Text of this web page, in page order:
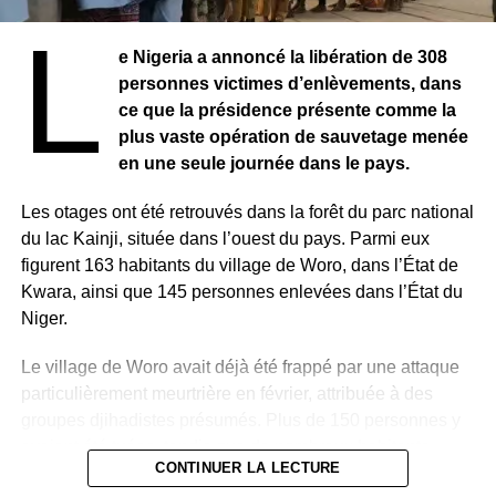
L
e Nigeria a annoncé la libération de 308
personnes victimes d’enlèvements, dans
ce que la présidence présente comme la
plus vaste opération de sauvetage menée
en une seule journée dans le pays.
Les otages ont été retrouvés dans la forêt du parc national
du lac Kainji, située dans l’ouest du pays. Parmi eux
figurent 163 habitants du village de Woro, dans l’État de
Kwara, ainsi que 145 personnes enlevées dans l’État du
Niger.
Le village de Woro avait déjà été frappé par une attaque
particulièrement meurtrière en février, attribuée à des
avaient été tuées, tandis que de nombreux habitants
avaient été enlevés.CONTINUER LA LECTURE